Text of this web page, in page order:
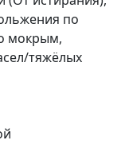
по
мокрым,
тяжёлых